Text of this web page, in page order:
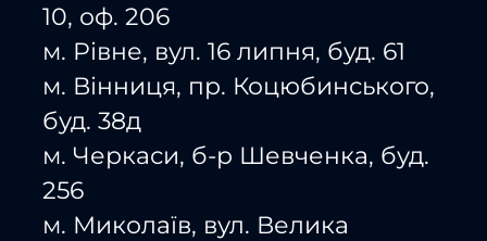
10, оф. 206
м. Рівне, вул. 16 липня, буд. 61
м. Вінниця, пр. Коцюбинського,
буд. 38д
м. Черкаси, б-р Шевченка, буд.
256
м. Миколаїв, вул. Велика